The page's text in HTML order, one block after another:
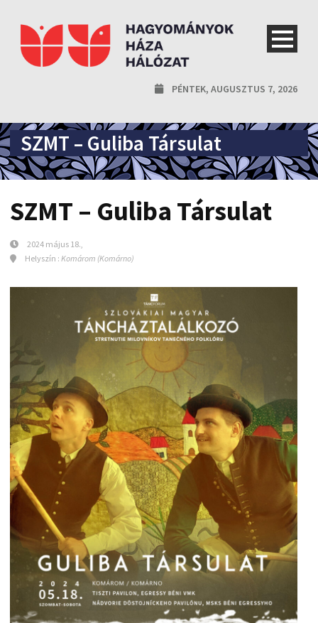
PÉNTEK, AUGUSZTUS 7, 2026
SZMT – Guliba Társulat
SZMT – Guliba Társulat
2024 május 18.,
Helyszín : Komárom (Komárno)